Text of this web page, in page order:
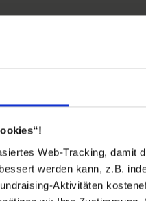
Web-Tracking, damit
werden kann, z.B.
Aktivitäten
haben
eine
eine bessere und
mit der örtlichen
Bildung und die
Sinane in Äthiopien.